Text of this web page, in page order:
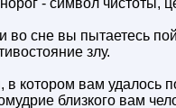
- символ чистоты,
во сне вы пытаетесь
злу.
в котором вам удалось
близкого вам